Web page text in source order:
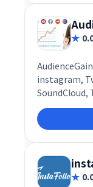
instagram,
SoundCloud,
ロワーが購